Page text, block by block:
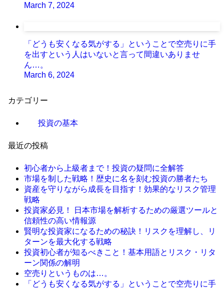
March 7, 2024
「どうも安くなる気がする」ということで空売りに手
を出すという人はいないと言って間違いありませ
ん…。
March 6, 2024
カテゴリー
投資の基本
最近の投稿
初心者から上級者まで！投資の疑問に全解答
市場を制した戦略！歴史に名を刻む投資の勝者たち
資産を守りながら成長を目指す！効果的なリスク管理
戦略
投資家必見！ 日本市場を解析するための厳選ツールと
信頼性の高い情報源
賢明な投資家になるための秘訣！リスクを理解し、リ
ターンを最大化する戦略
投資初心者が知るべきこと！基本用語とリスク・リタ
ーン関係の解明
空売りというものは…。
「どうも安くなる気がする」ということで空売りに手